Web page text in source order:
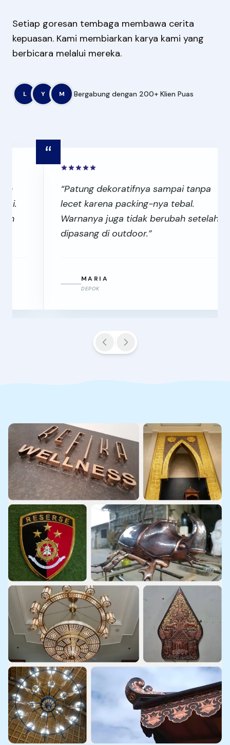
Setiap goresan tembaga membawa cerita
kepuasan. Kami membiarkan karya kami yang
berbicara melalui mereka.
L Y M Bergabung dengan 200+ Klien Puas
“Patung dekoratifnya sampai tanpa
lecet karena packing-nya tebal.
Warnanya juga tidak berubah setelah
dipasang di outdoor.”